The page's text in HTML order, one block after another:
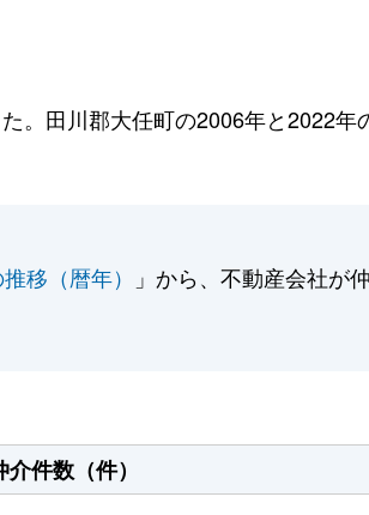
。田川郡大任町の2006年と2022年
移（暦年）
」から、不動産会社が
介件数（件）